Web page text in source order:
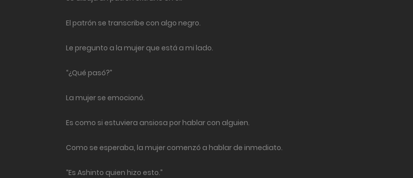
El patrón se transcribe con algo negro.
Le pregunto a la mujer que está a mi lado.
“¿Qué pasó?”
La mujer se emocionó.
Es como si estuviera ansiosa por hablar con alguien.
Como se esperaba, la mujer comenzó a hablar de inmediato.
“Es Ashinto quien hizo esto.”